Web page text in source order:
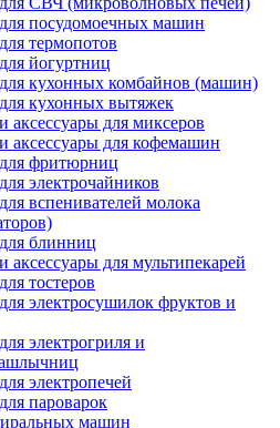
посудомоечных машин
термопотов
йогуртниц
кухонных комбайнов (машин)
кухонных вытяжек
аксессуары для миксеров
аксессуары для кофемашин
фритюрниц
электрочайников
вспенивателей молока
блинниц
аксессуары для мультипекарей
тостеров
электросушилок фруктов и
электрогриля и
электропечей
пароварок
машин